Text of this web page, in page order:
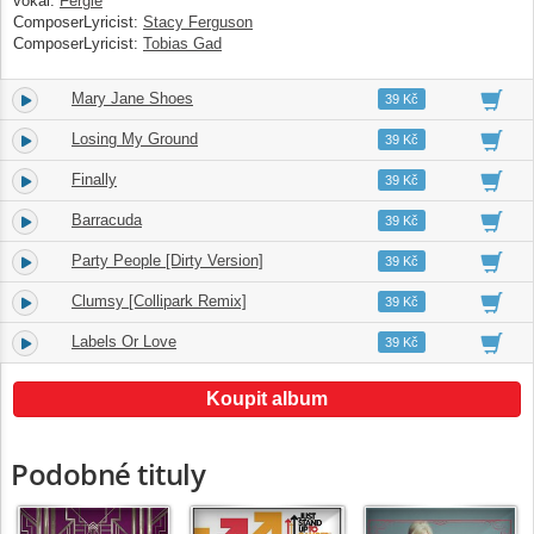
ComposerLyricist: Stacy Ferguson
ComposerLyricist: Tobias Gad
11. Mary Jane Shoes 03:5539 Kč
12. Losing My Ground 04:0839 Kč
13. Finally 04:5339 Kč
14. Barracuda 04:3939 Kč
15. Party People [Dirty Version] 04:0239 Kč
16. Clumsy [Collipark Remix] 03:5239 Kč
17. Labels Or Love 03:5239 Kč
Koupit album
Podobné tituly